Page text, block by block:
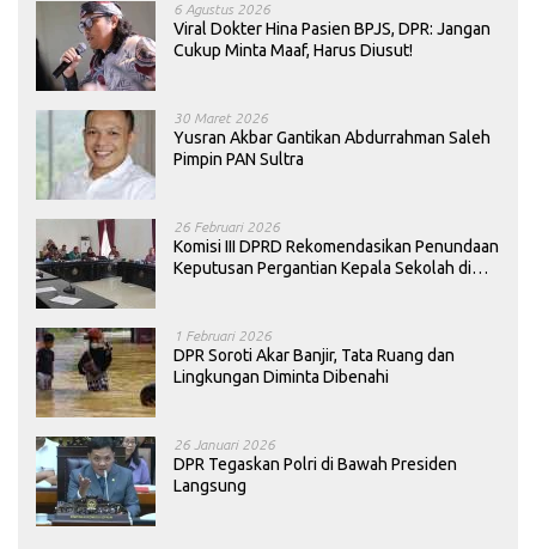
6 Agustus 2026
Viral Dokter Hina Pasien BPJS, DPR: Jangan
Cukup Minta Maaf, Harus Diusut!
30 Maret 2026
Yusran Akbar Gantikan Abdurrahman Saleh
Pimpin PAN Sultra
26 Februari 2026
Komisi III DPRD Rekomendasikan Penundaan
Keputusan Pergantian Kepala Sekolah di
1 Februari 2026
DPR Soroti Akar Banjir, Tata Ruang dan
Lingkungan Diminta Dibenahi
26 Januari 2026
DPR Tegaskan Polri di Bawah Presiden
Langsung